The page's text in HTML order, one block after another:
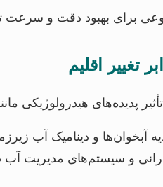
برای بهبود دقت و سرعت
هیدرولوژیکی
آبخوان‌ها و دینامیک آب
و سیستم‌های مدیریت